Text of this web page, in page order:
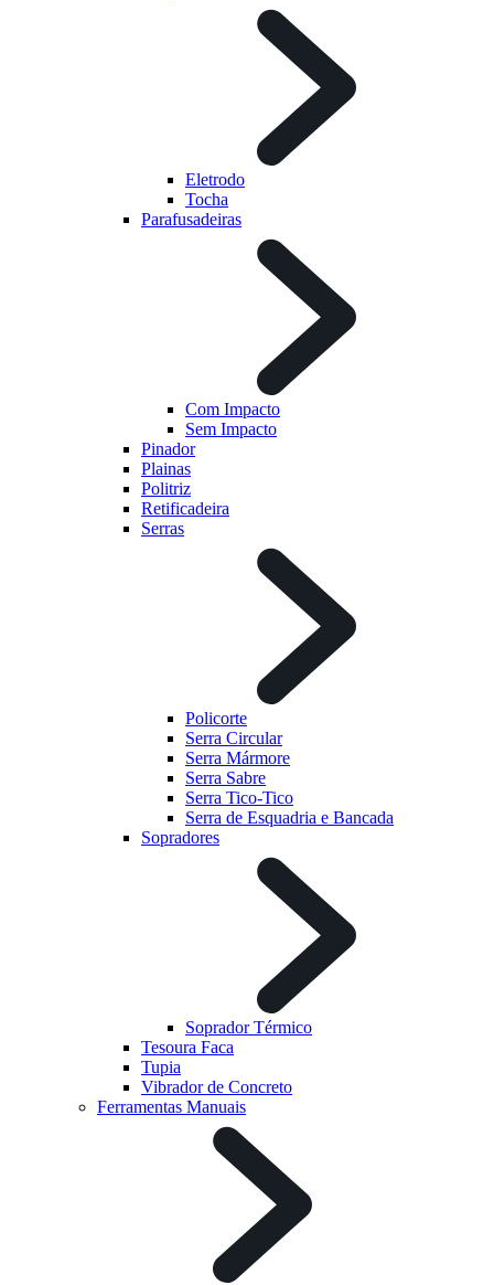
Eletrodo
Tocha
Parafusadeiras
Com Impacto
Sem Impacto
Pinador
Plainas
Politriz
Retificadeira
Serras
Policorte
Serra Circular
Serra Mármore
Serra Sabre
Serra Tico-Tico
Serra de Esquadria e Bancada
Sopradores
Soprador Térmico
Tesoura Faca
Tupia
Vibrador de Concreto
Ferramentas Manuais